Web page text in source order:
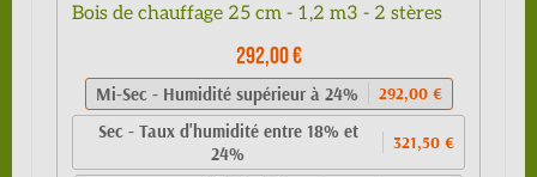
Bois de chauffage 25 cm - 1,2 m3 - 2 stères
292,00 €
Mi-Sec - Humidité supérieur à 24% 292,00 €
Sec - Taux d'humidité entre 18% et
24%
321,50 €